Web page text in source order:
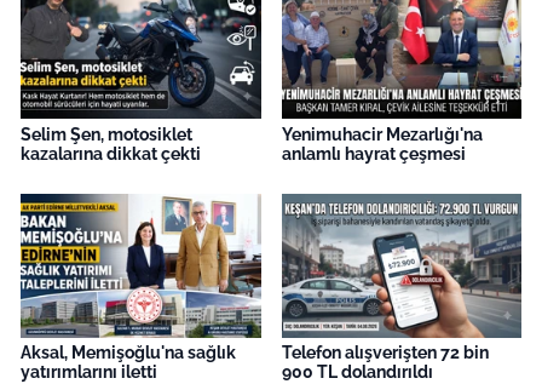
Selim Şen, motosiklet
kazalarına dikkat çekti
Yenimuhacir Mezarlığı'na
anlamlı hayrat çeşmesi
Aksal, Memişoğlu'na sağlık
yatırımlarını iletti
Telefon alışverişten 72 bin
900 TL dolandırıldı